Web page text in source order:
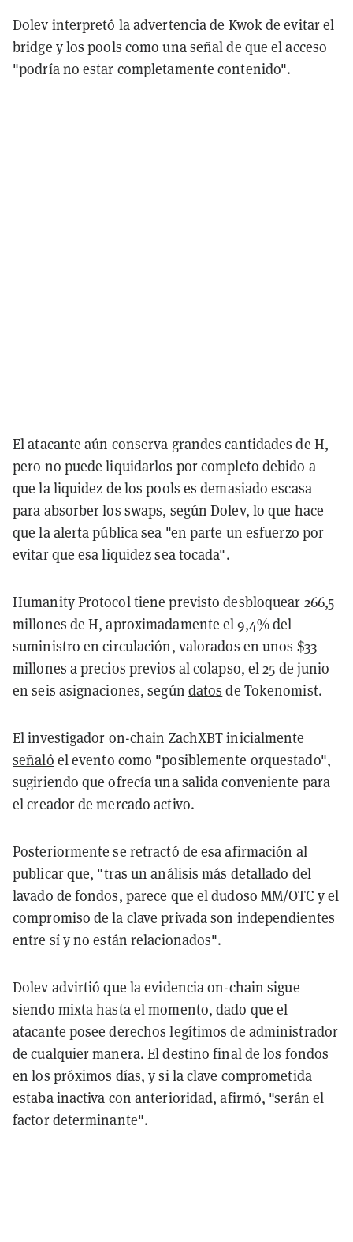
Dolev interpretó la advertencia de Kwok de evitar el
bridge y los pools como una señal de que el acceso
"podría no estar completamente contenido".
El atacante aún conserva grandes cantidades de H,
pero no puede liquidarlos por completo debido a
que la liquidez de los pools es demasiado escasa
para absorber los swaps, según Dolev, lo que hace
que la alerta pública sea "en parte un esfuerzo por
evitar que esa liquidez sea tocada".
Humanity Protocol tiene previsto desbloquear 266,5
millones de H, aproximadamente el 9,4% del
suministro en circulación, valorados en unos $33
millones a precios previos al colapso, el 25 de junio
en seis asignaciones, según datos de Tokenomist.
El investigador on-chain ZachXBT inicialmente
señaló el evento como "posiblemente orquestado",
sugiriendo que ofrecía una salida conveniente para
el creador de mercado activo.
Posteriormente se retractó de esa afirmación al
publicarque, "tras un análisis más detallado del
lavado de fondos, parece que el dudoso MM/OTC y el
compromiso de la clave privada son independientes
entre sí y no están relacionados".
Dolev advirtió que la evidencia on-chain sigue
siendo mixta hasta el momento, dado que el
atacante posee derechos legítimos de administrador
de cualquier manera. El destino final de los fondos
en los próximos días, y si la clave comprometida
estaba inactiva con anterioridad, afirmó, "serán el
factor determinante".